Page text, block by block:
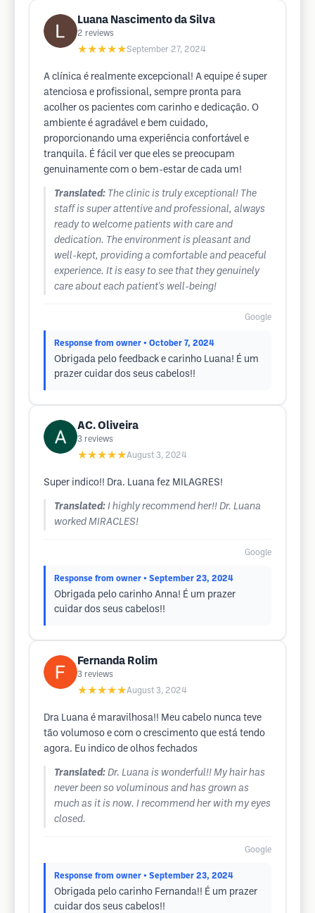
Luana Nascimento da Silva
2 reviews
★★★★★September 27, 2024
A clínica é realmente excepcional! A equipe é super
atenciosa e profissional, sempre pronta para
acolher os pacientes com carinho e dedicação. O
ambiente é agradável e bem cuidado,
proporcionando uma experiência confortável e
tranquila. É fácil ver que eles se preocupam
genuinamente com o bem-estar de cada um!
Translated: The clinic is truly exceptional! The
staff is super attentive and professional, always
ready to welcome patients with care and
dedication. The environment is pleasant and
well-kept, providing a comfortable and peaceful
experience. It is easy to see that they genuinely
care about each patient's well-being!
Google
Response from owner • October 7, 2024
Obrigada pelo feedback e carinho Luana! É um
prazer cuidar dos seus cabelos!!
AC. Oliveira
3 reviews
★★★★★August 3, 2024
Super indico!! Dra. Luana fez MILAGRES!
Translated: I highly recommend her!! Dr. Luana
worked MIRACLES!
Google
Response from owner • September 23, 2024
Obrigada pelo carinho Anna! É um prazer
cuidar dos seus cabelos!!
Fernanda Rolim
3 reviews
★★★★★August 3, 2024
Dra Luana é maravilhosa!! Meu cabelo nunca teve
tão volumoso e com o crescimento que está tendo
agora. Eu indico de olhos fechados
Translated: Dr. Luana is wonderful!! My hair has
never been so voluminous and has grown as
much as it is now. I recommend her with my eyes
closed.
Google
Response from owner • September 23, 2024
Obrigada pelo carinho Fernanda!! É um prazer
cuidar dos seus cabelos!!